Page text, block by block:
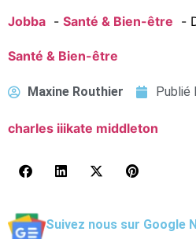
Jobba Santé & Bien-être
Santé & Bien-être
Maxine Routhier Publié
charles iiikate middleton
Suivez nous sur Google